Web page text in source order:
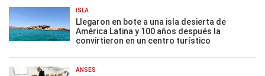
ISLA
Llegaron en bote a una isla desierta de
América Latina y 100 años después la
convirtieron en un centro turístico
ANSES